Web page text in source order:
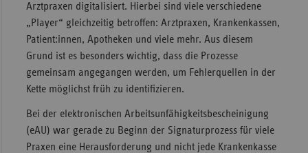
Arztpraxen digitalisiert. Hierbei sind viele verschiedene
„Player“ gleichzeitig betroffen: Arztpraxen, Krankenkassen,
Patient:innen, Apotheken und viele mehr. Aus diesem
Grund ist es besonders wichtig, dass die Prozesse
gemeinsam angegangen werden, um Fehlerquellen in der
Kette möglichst früh zu identifizieren.
Bei der elektronischen Arbeitsunfähigkeitsbescheinigung
(eAU) war gerade zu Beginn der Signaturprozess für viele
Praxen eine Herausforderung und nicht jede Krankenkasse